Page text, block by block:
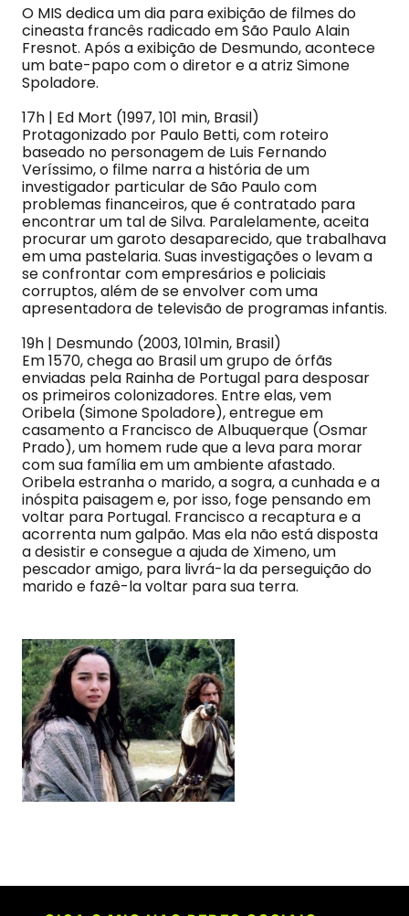
O MIS dedica um dia para exibição de filmes do
cineasta francês radicado em São Paulo Alain
Fresnot. Após a exibição de Desmundo, acontece
um bate-papo com o diretor e a atriz Simone
Spoladore.
17h | Ed Mort (1997, 101 min, Brasil)
Protagonizado por Paulo Betti, com roteiro
baseado no personagem de Luis Fernando
Veríssimo, o filme narra a história de um
investigador particular de São Paulo com
problemas financeiros, que é contratado para
encontrar um tal de Silva. Paralelamente, aceita
procurar um garoto desaparecido, que trabalhava
em uma pastelaria. Suas investigações o levam a
se confrontar com empresários e policiais
corruptos, além de se envolver com uma
apresentadora de televisão de programas infantis.
19h | Desmundo (2003, 101min, Brasil)
Em 1570, chega ao Brasil um grupo de órfãs
enviadas pela Rainha de Portugal para desposar
os primeiros colonizadores. Entre elas, vem
Oribela (Simone Spoladore), entregue em
casamento a Francisco de Albuquerque (Osmar
Prado), um homem rude que a leva para morar
com sua família em um ambiente afastado.
Oribela estranha o marido, a sogra, a cunhada e a
inóspita paisagem e, por isso, foge pensando em
voltar para Portugal. Francisco a recaptura e a
acorrenta num galpão. Mas ela não está disposta
a desistir e consegue a ajuda de Ximeno, um
pescador amigo, para livrá-la da perseguição do
marido e fazê-la voltar para sua terra.